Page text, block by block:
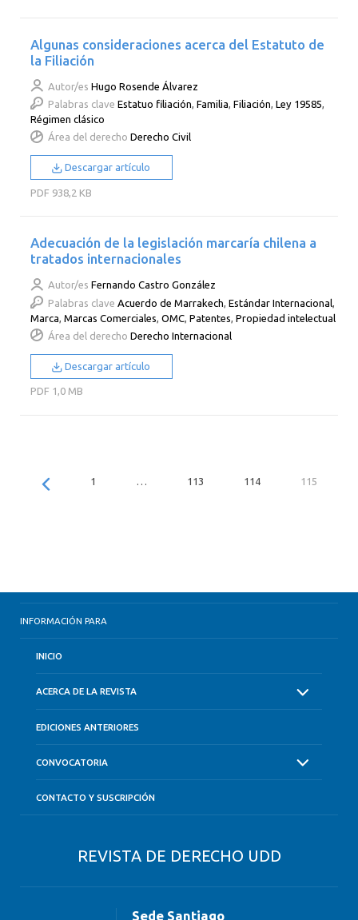
Algunas consideraciones acerca del Estatuto de
la Filiación
Autor/es Hugo Rosende Álvarez
Palabras clave Estatuo filiación,Familia,Filiación,Ley 19585,
Régimen clásico
Área del derecho Derecho Civil
Descargar artículo
PDF 938,2 KB
Adecuación de la legislación marcaría chilena a
tratados internacionales
Autor/es Fernando Castro González
Palabras clave Acuerdo de Marrakech ,Estándar Internacional
Marca ,Marcas Comerciales ,OMC ,Patentes ,Propiedad intelectual
Área del derecho Derecho Internacional
Descargar artículo
PDF 1,0 MB
1 … 113 114 115
INFORMACIÓN PARA
INICIO
ACERCA DE LA REVISTA
EDICIONES ANTERIORES
CONVOCATORIA
CONTACTO Y SUSCRIPCIÓN
REVISTA DE DERECHO UDD
Sede Santiago